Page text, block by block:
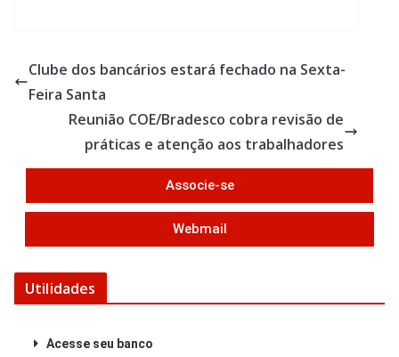
b
o
o
er e
Clube dos bancários estará fechado na Sexta-
Feira Santa
Reunião COE/Bradesco cobra revisão de
práticas e atenção aos trabalhadores
Associe-se
Webmail
Utilidades
Acesse seu banco